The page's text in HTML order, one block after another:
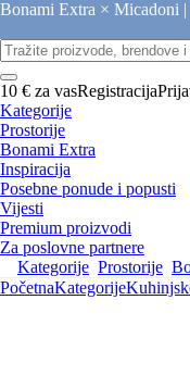
Bonami Extra × Micadoni |
10 € za vasRegistracija
Kategorije
Prostorije
Bonami Extra
Inspiracija
Posebne ponude i popusti
Vijesti
Premium proizvodi
Za poslovne partnere
Kategorije Prostorije
PočetnaKategorije